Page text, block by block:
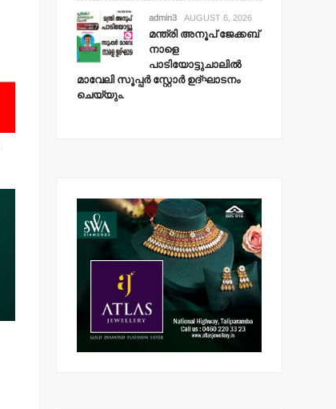
admin3 AUGUST 6, 2026
മന്ത്രി അനൂപ് ജേക്കബ്
നാളെ
പാടിയോട്ടുചാലില്‍
മാവേലി സൂപ്പര്‍ സ്റ്റോര്‍ ഉദ്ഘാടനം
ചെയ്യും.